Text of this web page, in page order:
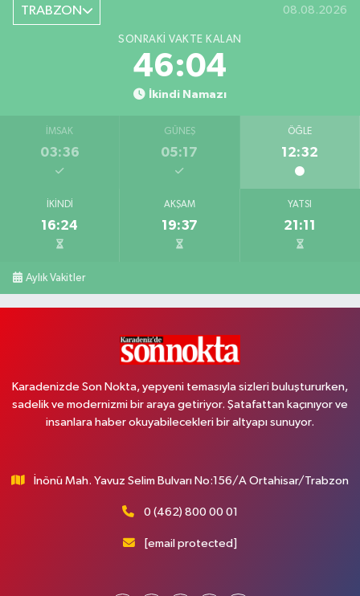
TRABZON 08.08.2026
SONRAKI VAKTE KALAN
46:04
İkindi Namazı
İMSAK
03:36
GÜNEŞ
05:17
ÖĞLE
12:32
İKINDI
16:24
AKŞAM
19:37
YATSI
21:11
Aylık Vakitler
Karadenizde Son Nokta, yepyeni temasıyla sizleri buluştururken,
sadelik ve modernizmi bir araya getiriyor. Şatafattan kaçınıyor ve
insanlara haber okuyabilecekleri bir altyapı sunuyor.
İnönü Mah. Yavuz Selim Bulvarı No:156/A Ortahisar/Trabzon
0 (462) 800 00 01
[email protected]